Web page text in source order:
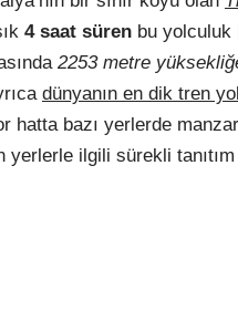
4 saat süren bu yolculuk
2253 metre
dünyanın en dik tren
hatta bazı yerlerde
ilgili sürekli tanıtım